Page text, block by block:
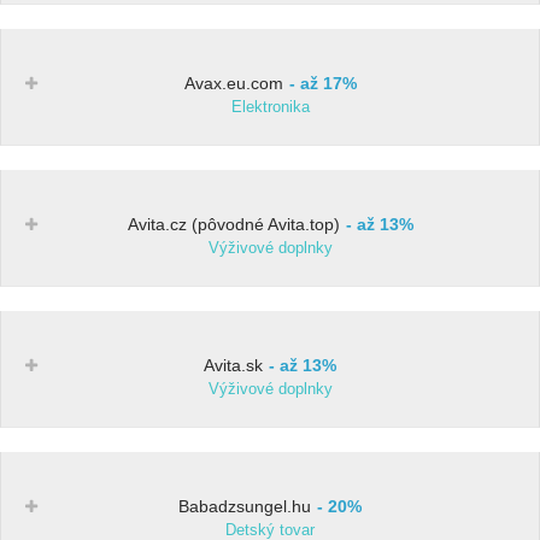
Avax.eu.com až 17%
Elektronika
Avita.cz (pôvodné Avita.top) až 13%
Výživové doplnky
Avita.sk až 13%
Výživové doplnky
Babadzsungel.hu 20%
Detský tovar